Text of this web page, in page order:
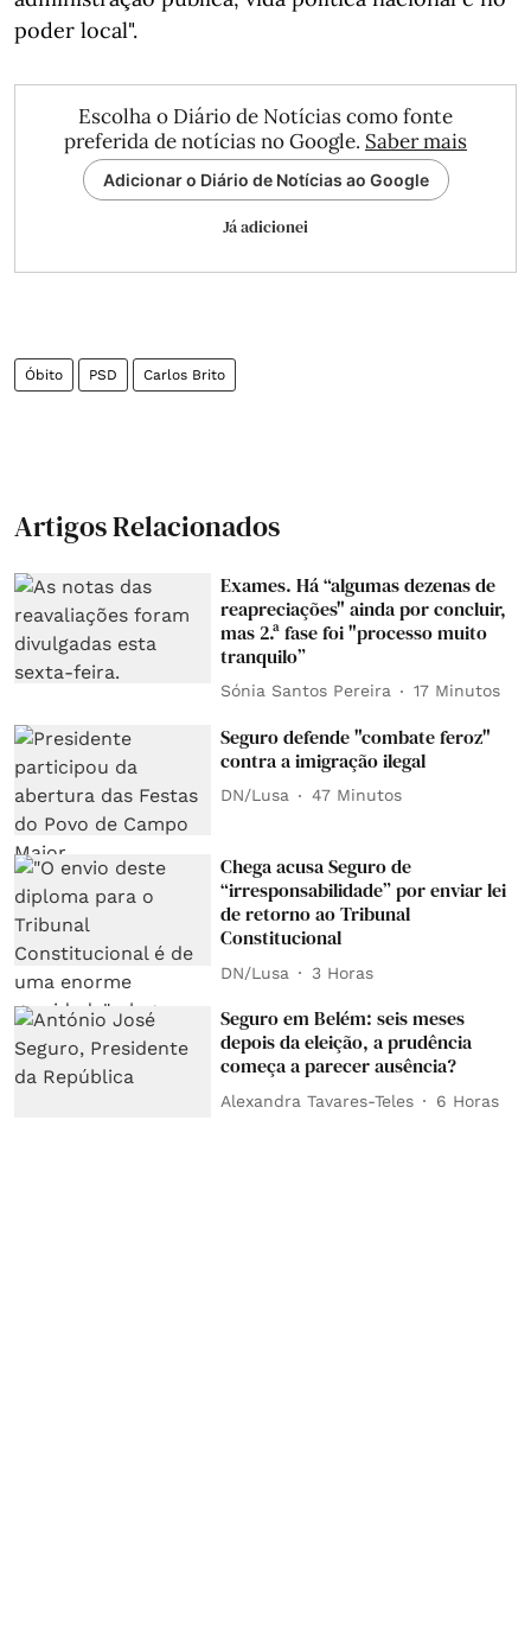
poder local".
Escolha o Diário de Notícias como fonte
preferida de notícias no Google. Saber mais
Adicionar o Diário de Notícias ao Google
Já adicionei
Óbito PSD Carlos Brito
Artigos Relacionados
Exames. Há “algumas dezenas de
reapreciações" ainda por concluir,
mas 2.ª fase foi "processo muito
tranquilo”
Sónia Santos Pereira 17 Minutos
Seguro defende "combate feroz"
contra a imigração ilegal
DN/Lusa 47 Minutos
Chega acusa Seguro de
“irresponsabilidade” por enviar lei
de retorno ao Tribunal
Constitucional
DN/Lusa 3 Horas
Seguro em Belém: seis meses
depois da eleição, a prudência
começa a parecer ausência?
Alexandra Tavares-Teles 6 Horas